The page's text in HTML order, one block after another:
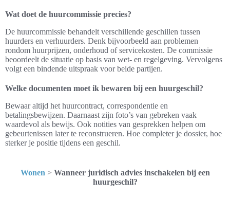
Wat doet de huurcommissie precies?
De huurcommissie behandelt verschillende geschillen tussen
huurders en verhuurders. Denk bijvoorbeeld aan problemen
rondom huurprijzen, onderhoud of servicekosten. De commissie
beoordeelt de situatie op basis van wet- en regelgeving. Vervolgens
volgt een bindende uitspraak voor beide partijen.
Welke documenten moet ik bewaren bij een huurgeschil?
Bewaar altijd het huurcontract, correspondentie en
betalingsbewijzen. Daarnaast zijn foto’s van gebreken vaak
waardevol als bewijs. Ook notities van gesprekken helpen om
gebeurtenissen later te reconstrueren. Hoe completer je dossier, hoe
sterker je positie tijdens een geschil.
Wonen > Wanneer juridisch advies inschakelen bij een
huurgeschil?